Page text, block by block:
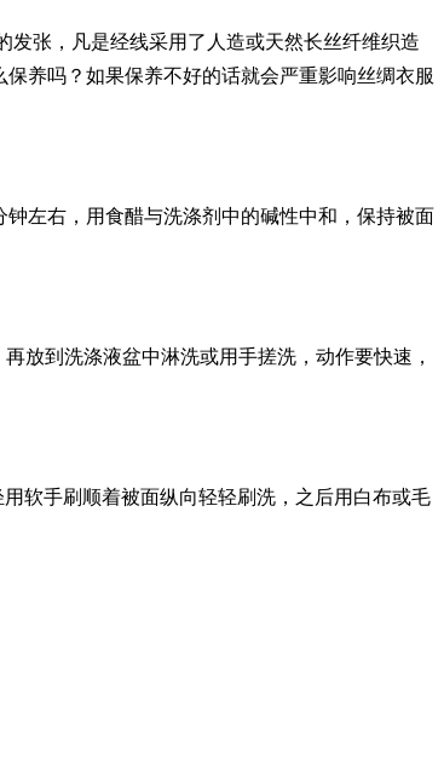
张，凡是经线采用了人造或天然长丝纤维织造
养吗？如果保养不好的话就会严重影响丝绸衣服
左右，用食醋与洗涤剂中的碱性中和，保持被面
放到洗涤液盆中淋洗或用手搓洗，动作要快速，
软手刷顺着被面纵向轻轻刷洗，之后用白布或毛